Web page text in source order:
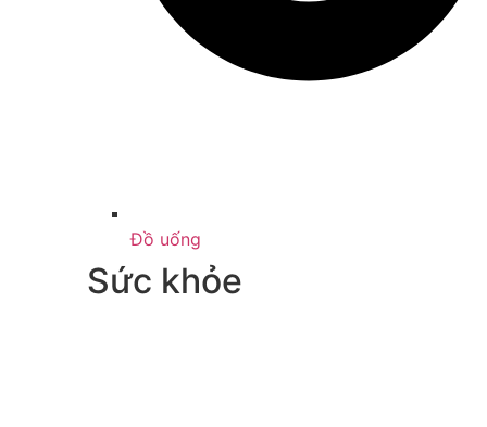
Đồ uống
Sức khỏe